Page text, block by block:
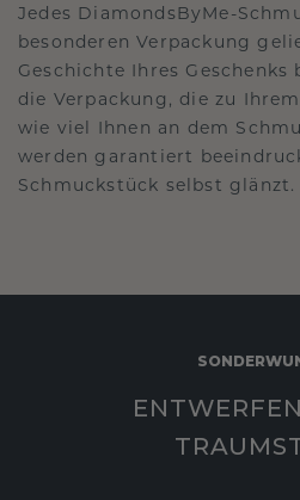
Jedes DiamondsByMe-
besonderen Verpackung
Geschichte Ihres Geschenks
die Verpackung, die zu
wie viel Ihnen an dem
werden garantiert
Schmuckstück selbst glänzt.